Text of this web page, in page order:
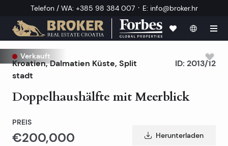
Telefon / WA: +385 98 384 007 · E: info@broker.hr
Verkauft
Kroatien,Dalmatien Küste, Split
stadt
Doppelhaushälfte mit Meerblick
ID: 2013/12
PREIS
€200,000 Herunterladen